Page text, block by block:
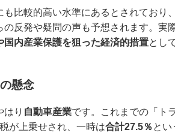
比較的高い水準にあるとされており
反発や疑問の声も予想されます。実
内産業保護を狙った経済的措置とし
懸念
はり 自動車産業です。これまでの「ト
が上乗せされ、一時は合計27.5％ とい